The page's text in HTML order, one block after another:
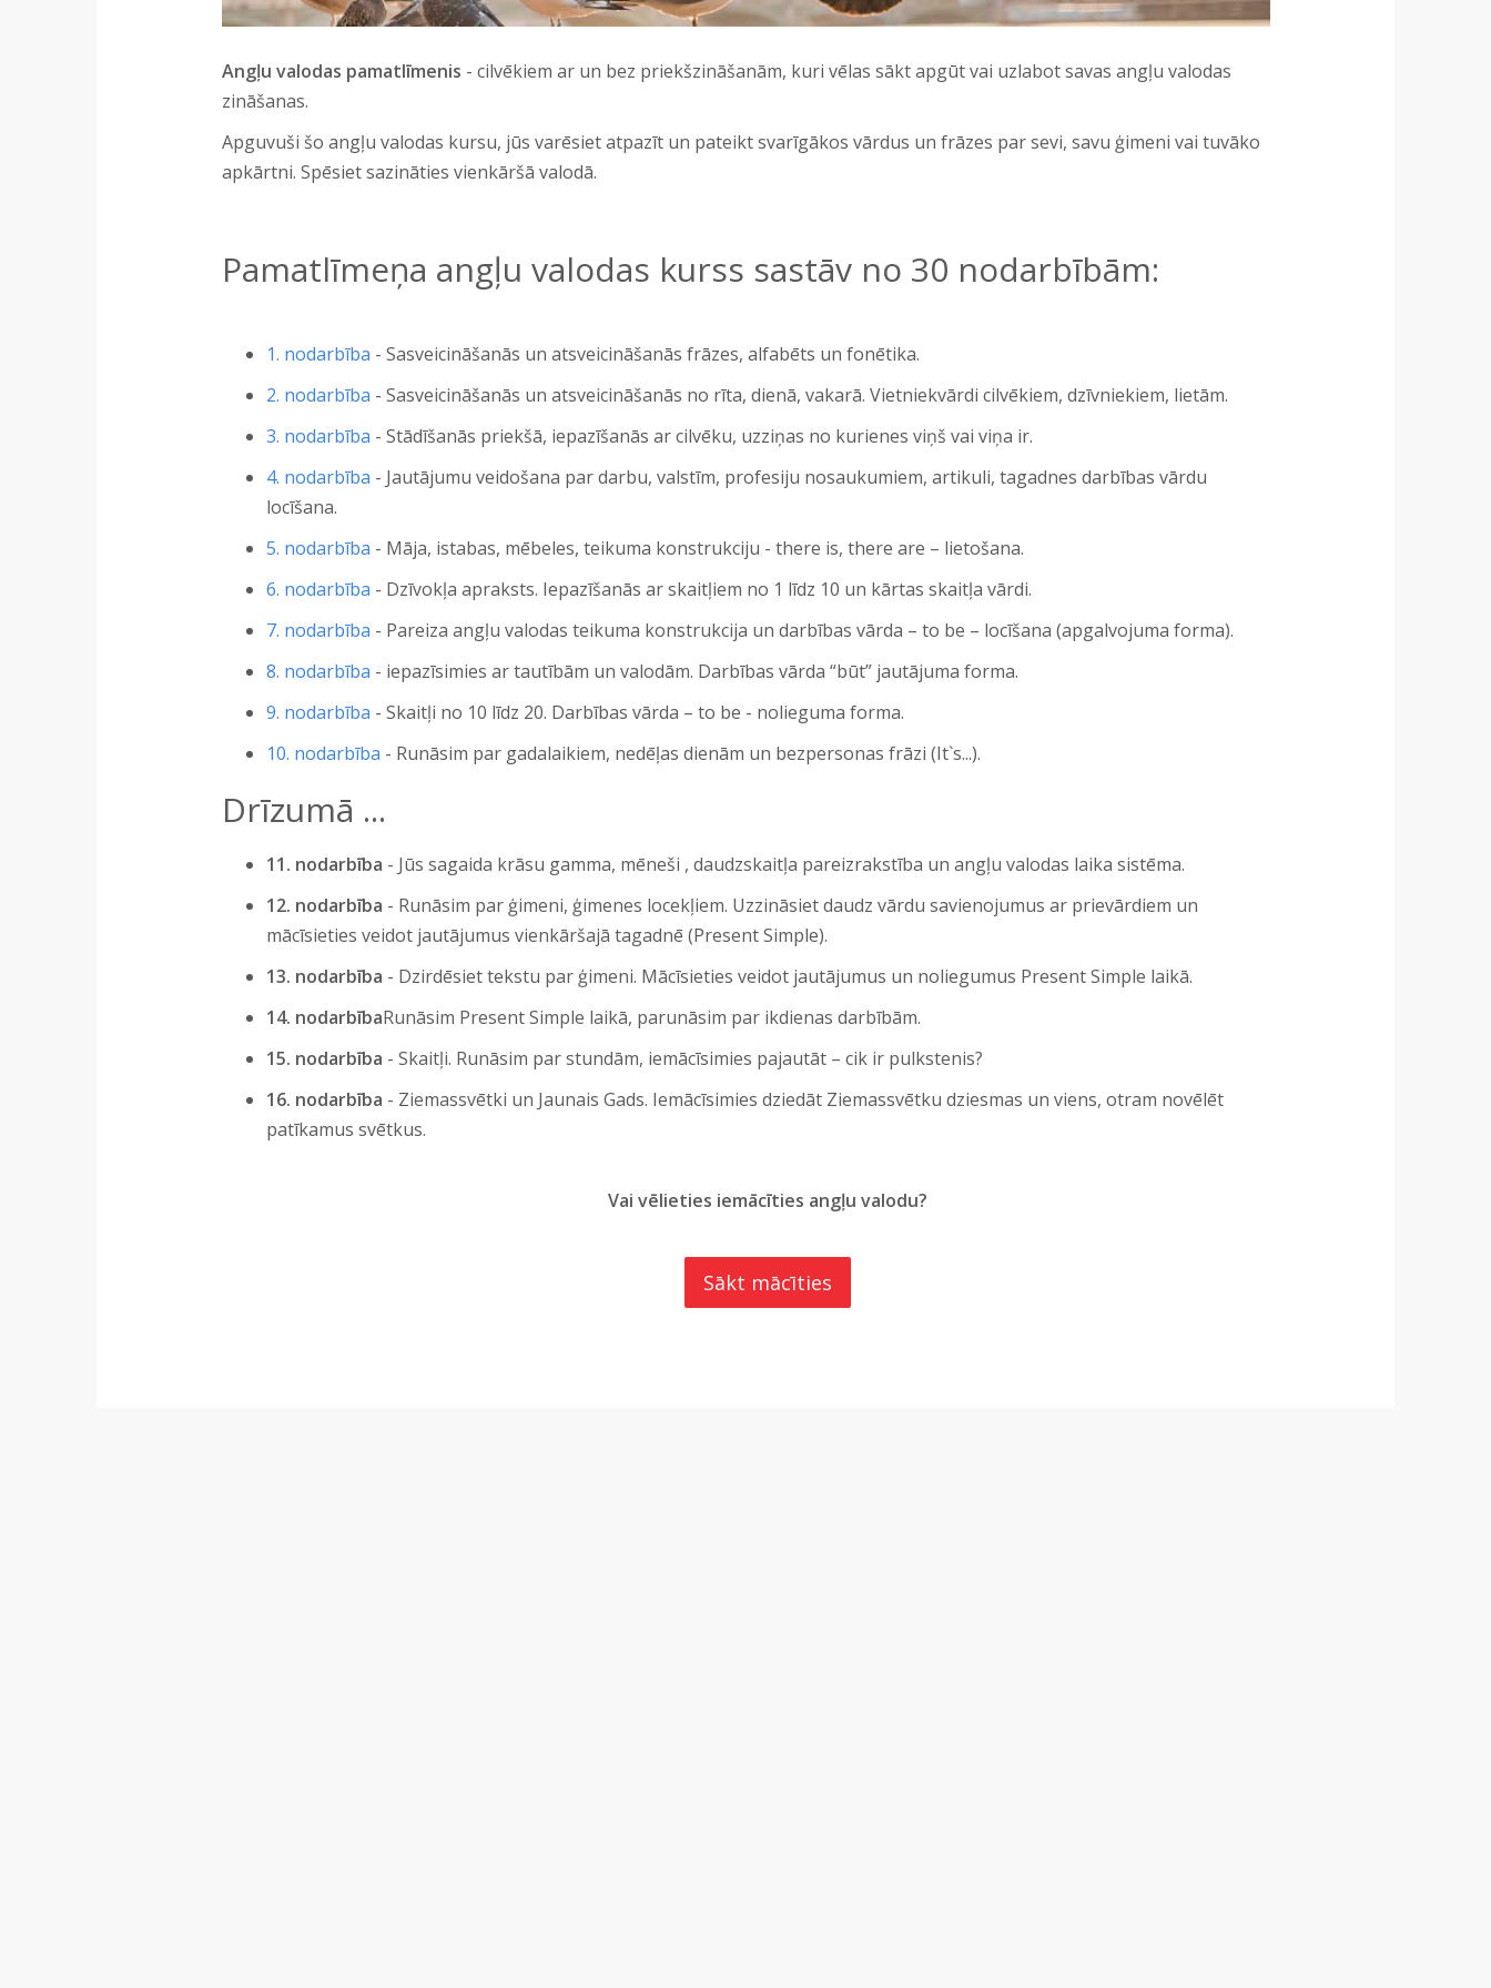
Angļu valodas pamatlīmenis - cilvēkiem ar un bez priekšzināšanām, kuri vēlas sākt apgūt vai uzlabot savas angļu valodas
zināšanas.
Apguvuši šo angļu valodas kursu, jūs varēsiet atpazīt un pateikt svarīgākos vārdus un frāzes par sevi, savu ģimeni vai tuvāko
apkārtni. Spēsiet sazināties vienkāršā valodā.
Pamatlīmeņa angļu valodas kurss sastāv no 30 nodarbībām:
1. nodarbība - Sasveicināšanās un atsveicināšanās frāzes, alfabēts un fonētika.
2. nodarbība - Sasveicināšanās un atsveicināšanās no rīta, dienā, vakarā. Vietniekvārdi cilvēkiem, dzīvniekiem, lietām.
3. nodarbība - Stādīšanās priekšā, iepazīšanās ar cilvēku, uzziņas no kurienes viņš vai viņa ir.
4. nodarbība - Jautājumu veidošana par darbu, valstīm, profesiju nosaukumiem, artikuli, tagadnes darbības vārdu
locīšana.
5. nodarbība - Māja, istabas, mēbeles, teikuma konstrukciju - there is, there are – lietošana.
6. nodarbība - Dzīvokļa apraksts. Iepazīšanās ar skaitļiem no 1 līdz 10 un kārtas skaitļa vārdi.
7. nodarbība - Pareiza angļu valodas teikuma konstrukcija un darbības vārda – to be – locīšana (apgalvojuma forma).
8. nodarbība - iepazīsimies ar tautībām un valodām. Darbības vārda “būt” jautājuma forma.
9. nodarbība - Skaitļi no 10 līdz 20. Darbības vārda – to be - nolieguma forma.
10. nodarbība - Runāsim par gadalaikiem, nedēļas dienām un bezpersonas frāzi (It`s...).
Drīzumā ...
11. nodarbība - Jūs sagaida krāsu gamma, mēneši , daudzskaitļa pareizrakstība un angļu valodas laika sistēma.
12. nodarbība - Runāsim par ģimeni, ģimenes locekļiem. Uzzināsiet daudz vārdu savienojumus ar prievārdiem un
mācīsieties veidot jautājumus vienkāršajā tagadnē (Present Simple).
13. nodarbība - Dzirdēsiet tekstu par ģimeni. Mācīsieties veidot jautājumus un noliegumus Present Simple laikā.
14. nodarbībaRunāsim Present Simple laikā, parunāsim par ikdienas darbībām.
15. nodarbība - Skaitļi. Runāsim par stundām, iemācīsimies pajautāt – cik ir pulkstenis?
16. nodarbība - Ziemassvētki un Jaunais Gads. Iemācīsimies dziedāt Ziemassvētku dziesmas un viens, otram novēlēt
patīkamus svētkus.
Vai vēlieties iemācīties angļu valodu?
Sākt mācīties